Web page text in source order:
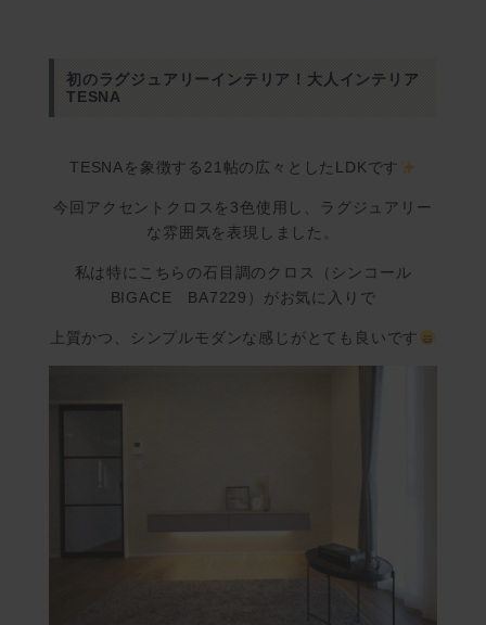
初のラグジュアリーインテリア！大人インテリア
TESNA
TESNAを象徴する21帖の広々としたLDKです
今回アクセントクロスを3色使用し、ラグジュアリー
な雰囲気を表現しました。
私は特にこちらの石目調のクロス（シンコール
BIGACE BA7229）がお気に入りで
上質かつ、シンプルモダンな感じがとても良いです